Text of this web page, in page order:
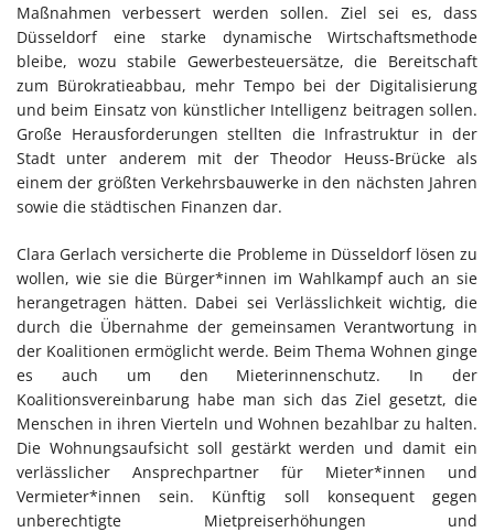
Maßnahmen verbessert werden sollen. Ziel sei es, dass
Düsseldorf eine starke dynamische Wirtschaftsmethode
bleibe, wozu stabile Gewerbesteuersätze, die Bereitschaft
zum Bürokratieabbau, mehr Tempo bei der Digitalisierung
und beim Einsatz von künstlicher Intelligenz beitragen sollen.
Große Herausforderungen stellten die Infrastruktur in der
Stadt unter anderem mit der Theodor Heuss-Brücke als
einem der größten Verkehrsbauwerke in den nächsten Jahren
sowie die städtischen Finanzen dar.
Clara Gerlach versicherte die Probleme in Düsseldorf lösen zu
wollen, wie sie die Bürger*innen im Wahlkampf auch an sie
herangetragen hätten. Dabei sei Verlässlichkeit wichtig, die
durch die Übernahme der gemeinsamen Verantwortung in
der Koalitionen ermöglicht werde. Beim Thema Wohnen ginge
es auch um den Mieterinnenschutz. In der
Koalitionsvereinbarung habe man sich das Ziel gesetzt, die
Menschen in ihren Vierteln und Wohnen bezahlbar zu halten.
Die Wohnungsaufsicht soll gestärkt werden und damit ein
verlässlicher Ansprechpartner für Mieter*innen und
Vermieter*innen sein. Künftig soll konsequent gegen
unberechtigte Mietpreiserhöhungen und